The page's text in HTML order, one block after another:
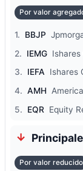
Por valor
1. BBJP
2.
IEMG
3.
IEFA Ishares
4. AMH
5.
EQR Equity
Por valor reducido